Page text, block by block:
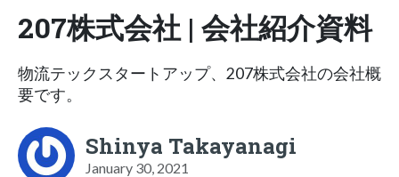
207株式会社 | 会社紹介資料
物流テックスタートアップ、207株式会社の会社概
要です。
Shinya Takayanagi
January 30, 2021